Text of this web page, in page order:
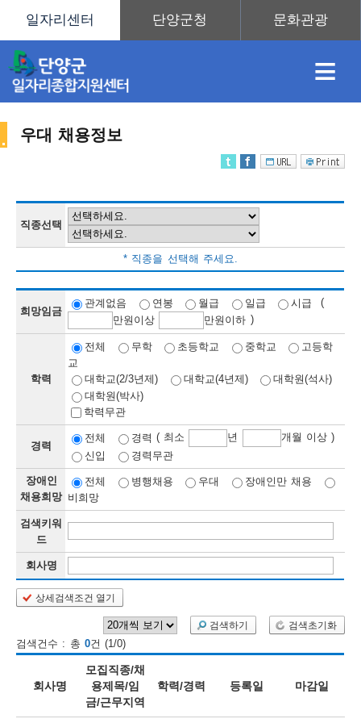
≡
보
보
련
정
우
미
내
우대 채용정보
직종선택
* 직종을 선택해 주세요.
희망임금
관계없음 연봉 월급 일급 시급
(
만원이상 만원이하 )
학력
전체 무학 초등학교 중학교
고등학
교
대학교(2/3년제)
대학교(4년제)
대학원(석사)
대학원(박사)
학력무관
경력
전체 경력 ( 최소 년
개월 이상 )
신입
경력무관
장애인
채용희망
전체 병행채용 우대
장애인만 채용
비희망
검색키워
드
회사명
상세검색조건 열기
검색하기 검색초기화
검색건수 : 총 0건 (1/0)
회사명
모집직종/채
용제목/임
금/근무지역
학력/경력 등록일 마감일
채
용
보
오
등